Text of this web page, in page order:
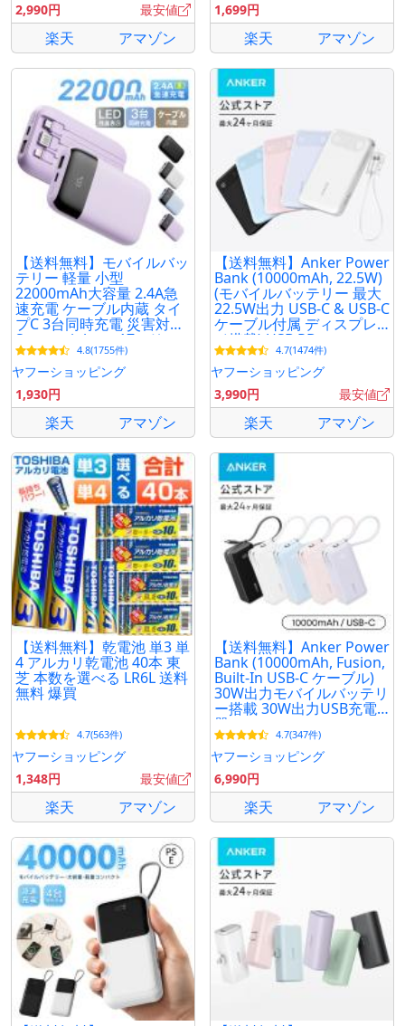
2,990円
最安値
楽天 アマゾン
1,699円
楽天 アマゾン
【送料無料】モバイルバッ
テリー 軽量 小型
22000mAh大容量 2.4A急
速充電 ケーブル内蔵 タイ
プC 3台同時充電 災害対策
Smoatc iphone17シリー
ズ対応 残量表示 PSE認証
済
4.8(1755件)
ヤフーショッピング
1,930円
楽天 アマゾン
【送料無料】Anker Power
Bank (10000mAh, 22.5W)
(モバイルバッテリー 最大
22.5W出力 USB-C & USB-C
ケーブル付属 ディスプレ
イ搭載) USB PD
4.7(1474件)
ヤフーショッピング
3,990円
最安値
楽天 アマゾン
【送料無料】乾電池 単3 単
4 アルカリ乾電池 40本 東
芝 本数を選べる LR6L 送料
無料 爆買
4.7(563件)
ヤフーショッピング
1,348円
最安値
楽天 アマゾン
【送料無料】Anker Power
Bank (10000mAh, Fusion,
Built-In USB-C ケーブル)
30W出力モバイルバッテリ
ー搭載 30W出力USB充電
器
4.7(347件)
ヤフーショッピング
6,990円
楽天 アマゾン